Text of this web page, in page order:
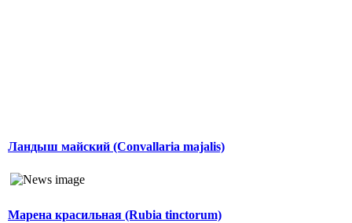
Ландыш майский (Convallaria majalis)
Марена красильная (Rubia tinctorum)